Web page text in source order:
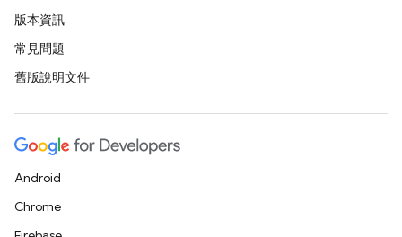
版本資訊
常見問題
舊版說明文件
Android
Chrome